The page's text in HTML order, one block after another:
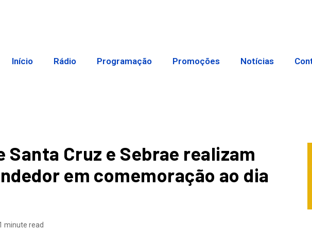
Início Rádio Programação Promoções Notícias
Santa Cruz e Sebrae realizam
em comemoração ao dia
minute read